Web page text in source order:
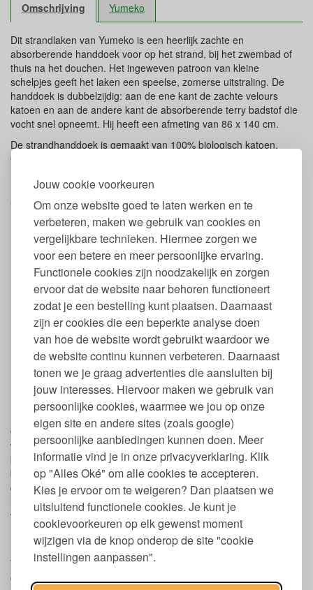
Jouw cookie voorkeuren
Om onze website goed te laten werken en te
verbeteren, maken we gebruik van cookies en
vergelijkbare technieken. Hiermee zorgen we
voor een betere en meer persoonlijke ervaring.
Functionele cookies zijn noodzakelijk en zorgen
ervoor dat de website naar behoren functioneert
zodat je een bestelling kunt plaatsen. Daarnaast
zijn er cookies die een beperkte analyse doen
van hoe de website wordt gebruikt waardoor we
de website continu kunnen verbeteren. Daarnaast
tonen we je graag advertenties die aansluiten bij
jouw interesses. Hiervoor maken we gebruik van
persoonlijke cookies, waarmee we jou op onze
eigen site en andere sites (zoals google)
persoonlijke aanbiedingen kunnen doen. Meer
informatie vind je in onze privacyverklaring. Klik
op "Alles Oké" om alle cookies te accepteren.
Kies je ervoor om te weigeren? Dan plaatsen we
uitsluitend functionele cookies. Je kunt je
cookievoorkeuren op elk gewenst moment
wijzigen via de knop onderop de site "cookie
instellingen aanpassen".
Omschrijving Yumeko
Dit strandlaken van Yumeko is een heerlijk zachte en
absorberende handdoek voor op het strand, bij het zwembad of
thuis na het douchen. Het ingeweven patroon van kleine
schelpjes geeft het laken een speelse, zomerse uitstraling. De
handdoek is dubbelzijdig: aan de ene kant de zachte velours
katoen en aan de andere kant de absorberende terry badstof die
vocht snel opneemt. Hij heeft een afmeting van 86 x 140 cm.
De strandhanddoek is gemaakt van 100% biologisch katoen,
GOTS gecertificeerd en duurzaam geproduceerd in Portugal.
Eigenschappen Badhanddoek biologisch
velours katoen Yumeko
1 Strandhanddoek
Afmeting: 86 x 140 cm
Materiaal: 100% biologisch katoen (velours + terry badstof)
Dubbelzijdig: zacht velours aan de ene zijde, absorberende
badstof aan de andere zijde
400 gram katoen per m²
GOTS gecertificeerd
Wassen op max. 40 graden
Mag in de droger op gemiddelde temperatuur
Duurzaam productieproces in Portugal
Keurmerken en labels Yumeko strandlaken
Global Organic Textile Standard (GOTS)
Om kwaliteit te kunnen garanderen, is al het Yumeko badgoed
voorzien van het Global Organic Textile Standard, ook wel GOTS
keurmerk. Dit keurmerk controleert streng op de kwaliteit van het
badgoed, en kijkt hierbij of het gehele productieproces
daadwerkelijk 100% ecologisch verloopt. Het GOTS keurmerk op
het Yumeko badgoed laat dus zien dat het gehele proces eco is:
van katoenzaadje tot eindproduct!
Fairtrade
Yumeko heeft in haar productieproces niet alleen de focus gelegd
op 100% eco produceren: ook fairtrade is een belangrijk